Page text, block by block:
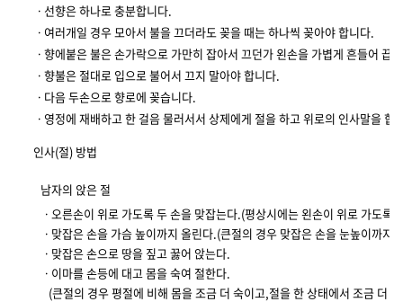
ㆍ선향은 하나로 충분합니다.
ㆍ여러개일 경우 모아서 불을 끄더라도 꽂을 때는 하나씩 꽂아야 합니다.
ㆍ향에붙은 불은 손가락으로 가만히 잡아서 끄던가 왼손을 가볍게 흔들어 끕
ㆍ향불은 절대로 입으로 불어서 끄지 말아야 합니다.
ㆍ다음 두손으로 향로에 꽂습니다.
ㆍ영정에 재배하고 한 걸음 물러서서 상제에게 절을 하고 위로의 인사말을 합
인사(절) 방법
남자의 앉은 절
ㆍ오른손이 위로 가도록 두 손을 맞잡는다.(평상시에는 왼손이 위로 가도록
ㆍ맞잡은 손을 가슴 높이까지 올린다.(큰절의 경우 맞잡은 손을 눈높이까지
ㆍ맞잡은 손으로 땅을 짚고 꿇어 앉는다.
ㆍ이마를 손등에 대고 몸을 숙여 절한다.
(큰절의 경우 평절에 비해 몸을 조금 더 숙이고,절을 한 상태에서 조금 더